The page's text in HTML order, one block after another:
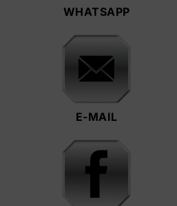
WHATSAPP
E-MAIL